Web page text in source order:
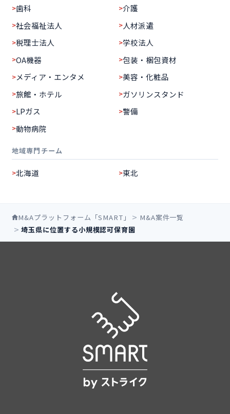
歯科
介護
社会福祉法人
人材派遣
税理士法人
学校法人
OA機器
包装・梱包資材
メディア・エンタメ
美容・化粧品
旅館・ホテル
ガソリンスタンド
LPガス
警備
動物病院
地域専門チーム
北海道 東北
M&Aプラットフォーム「SMART」
M&A案件一覧
埼玉県に位置する小規模認可保育園